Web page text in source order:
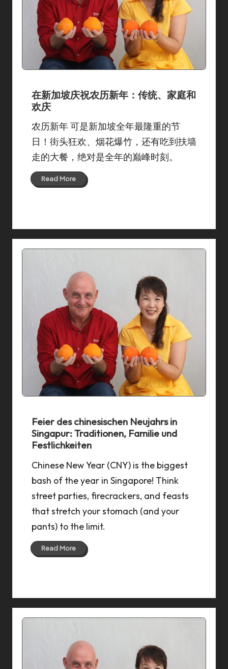
n
n
在新加坡庆祝农历新年：传统、家庭和
欢庆
农历新年 可是新加坡全年最隆重的节
日！街头狂欢、烟花爆竹，还有吃到扶墙
走的大餐，绝对是全年的巅峰时刻。
Read More
Feier des chinesischen Neujahrs in
Singapur: Traditionen, Familie und
Festlichkeiten
Chinese New Year (CNY) is the biggest
bash of the year in Singapore! Think
street parties, firecrackers, and feasts
that stretch your stomach (and your
pants) to the limit.
Read More